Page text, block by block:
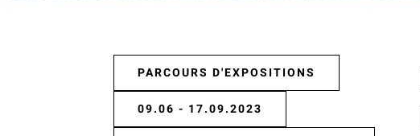
PARCOURS D'EXPOSITIONS
09.06 - 17.09.2023